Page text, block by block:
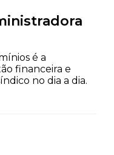
é a
financeira e
no dia a dia.